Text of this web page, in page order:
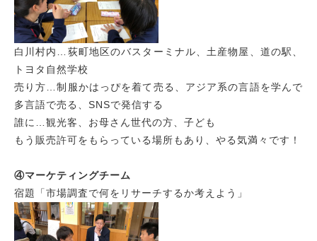
白川村内…荻町地区のバスターミナル、土産物屋、道の駅、
トヨタ自然学校
売り方…制服かはっぴを着て売る、アジア系の言語を学んで
多言語で売る、SNSで発信する
誰に…観光客、お母さん世代の方、子ども
もう販売許可をもらっている場所もあり、やる気満々です！
④マーケティングチーム
宿題「市場調査で何をリサーチするか考えよう」